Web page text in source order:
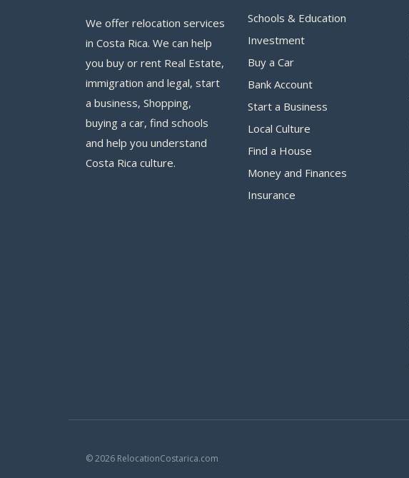
We offer relocation services
in Costa Rica. We can help
you buy or rent Real Estate,
immigration and legal, start
a business, Shopping,
buying a car, find schools
and help you understand
Costa Rica culture.
Schools & Education
Investment
Buy a Car
Bank Account
Start a Business
Local Culture
Find a House
Money and Finances
Insurance
© 2026 RelocationCostarica.com